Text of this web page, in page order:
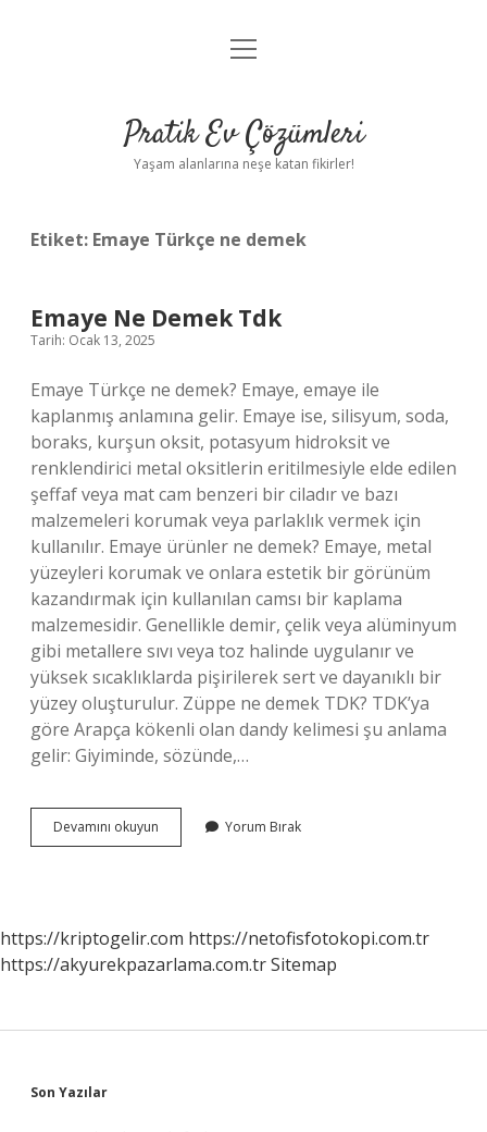
Anasayfa
Yasal Uyarı
menüyü
Pratik Ev Çözümleri
Yaşam alanlarına neşe katan fikirler!
Etiket: Emaye Türkçe ne demek
Emaye Ne Demek Tdk
Tarih: Ocak 13, 2025
Emaye Türkçe ne demek? Emaye, emaye ile
kaplanmış anlamına gelir. Emaye ise, silisyum, soda,
boraks, kurşun oksit, potasyum hidroksit ve
renklendirici metal oksitlerin eritilmesiyle elde edilen
şeffaf veya mat cam benzeri bir ciladır ve bazı
malzemeleri korumak veya parlaklık vermek için
kullanılır. Emaye ürünler ne demek? Emaye, metal
yüzeyleri korumak ve onlara estetik bir görünüm
kazandırmak için kullanılan camsı bir kaplama
malzemesidir. Genellikle demir, çelik veya alüminyum
gibi metallere sıvı veya toz halinde uygulanır ve
yüksek sıcaklıklarda pişirilerek sert ve dayanıklı bir
yüzey oluşturulur. Züppe ne demek TDK? TDK’ya
göre Arapça kökenli olan dandy kelimesi şu anlama
gelir: Giyiminde, sözünde,…
Devamını okuyun
Ne
Yorum Bırak
https://kriptogelir.com https://netofisfotokopi.com.tr
https://akyurekpazarlama.com.trSitemap
Sidebar
Son Yazılar